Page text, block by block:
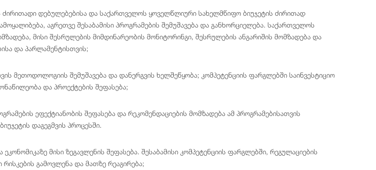
ძირითადი დებულებებისა და საქართველოს ყოველწლიური სახელმწიფო ბიუჯეტის ძირითად
აგრეთვე შესაბამისი პროგრამების შემუშავება და განხორციელება. საქართველოს
მისი შესრულების მიმდინარეობის მონიტორინგი, შესრულების ანგარიშის მომზადება და
და პარლამენტისთვის;
მეთოდოლოგიის შემუშავება და დანერგვის ხელშეწყობა; კომპეტენციის ფარგლებში საინვესტიციო
და პროექტების შეფასება;
ეფექტიანობის შეფასება და რეკომენდაციების მომზადება ამ პროგრამებისათვის
დაგეგმვის პროცესში.
მისი ზეგავლენის შეფასება. შესაბამისი კომპეტენციის ფარგლებში, რეგულაციების
გამოვლენა და მათზე რეაგირება;